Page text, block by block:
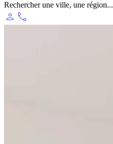
Rechercher une ville, une région...
person phone